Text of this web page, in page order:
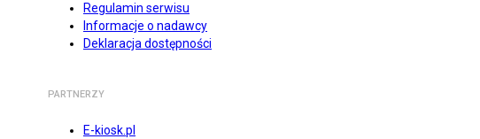
Regulamin serwisu
Informacje o nadawcy
Deklaracja dostępności
PARTNERZY
E-kiosk.pl